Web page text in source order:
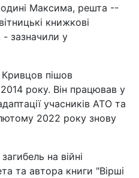
Максима, решта --
книжкові
- зазначили у
пішов
року. Він працював у
учасників АТО та
2022 року знову
на війні
та автора книги "Вірші